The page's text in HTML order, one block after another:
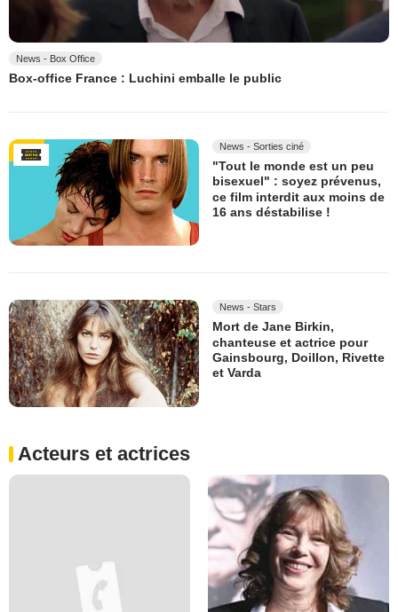
News - Box Office
Box-office France : Luchini emballe le public
News - Sorties ciné
"Tout le monde est un peu
bisexuel" : soyez prévenus,
ce film interdit aux moins de
16 ans déstabilise !
News - Stars
Mort de Jane Birkin,
chanteuse et actrice pour
Gainsbourg, Doillon, Rivette
et Varda
Acteurs et actrices